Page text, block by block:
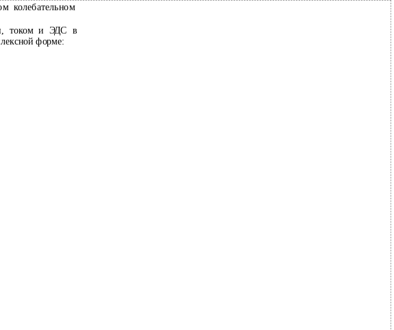
колебательном
током и ЭДС в
форме: